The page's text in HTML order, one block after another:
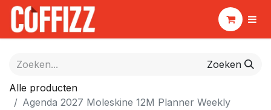
Zoeken
Alle producten
Agenda 2027 Moleskine 12M Planner Weekly